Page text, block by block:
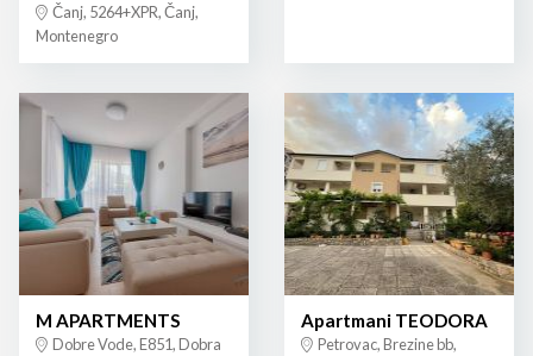
Čanj, 5264+XPR, Čanj,
Montenegro
M APARTMENTS
Dobre Vode, E851, Dobra
Apartmani TEODORA
Petrovac, Brezine bb,